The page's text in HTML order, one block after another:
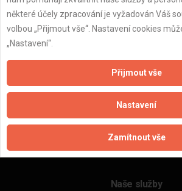
Zpracování a ochrana
Zásady pro používání
Obchodní podmínky
Obchodní podmínky
Reference
Naše excelové tabulky
Naše služby
některé účely zpracování je vyžadován Váš
volbou „Přijmout vše“. Nastavení cookies
„Nastavení“.
Přijmout vše
Nastavení
Zamítnout vše